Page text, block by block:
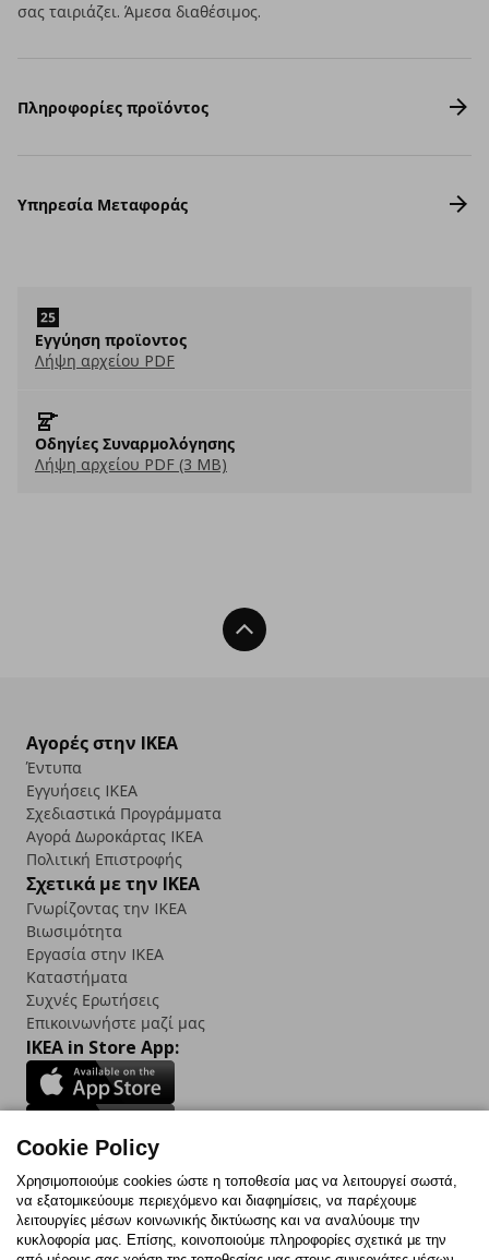
σας ταιριάζει. Άμεσα διαθέσιμος.
Πληροφορίες προϊόντος
Υπηρεσία Μεταφοράς
Eγγύηση προϊοντος
Λήψη αρχείου PDF
Οδηγίες Συναρμολόγησης
Λήψη αρχείου PDF (3 MB)
Back To Top
Αγορές στην IKEA
Έντυπα
Εγγυήσεις IKEA
Σχεδιαστικά Προγράμματα
Αγορά Δωρoκάρτας IKEA
Πολιτική Επιστροφής
Σχετικά με την IKEA
Γνωρίζοντας την IKEA
Βιωσιμότητα
Εργασία στην IKEA
Καταστήματα
Συχνές Ερωτήσεις
Επικοινωνήστε μαζί μας
IKEA in Store App:
Follow us:
FacebookInstagram
TikTokYoutubePinterestTwitter
Cookie Policy
Χρησιμοποιούμε cookies ώστε η τοποθεσία μας να λειτουργεί σωστά,
να εξατομικεύουμε περιεχόμενο και διαφημίσεις, να παρέχουμε
λειτουργίες μέσων κοινωνικής δικτύωσης και να αναλύουμε την
κυκλοφορία μας. Επίσης, κοινοποιούμε πληροφορίες σχετικά με την